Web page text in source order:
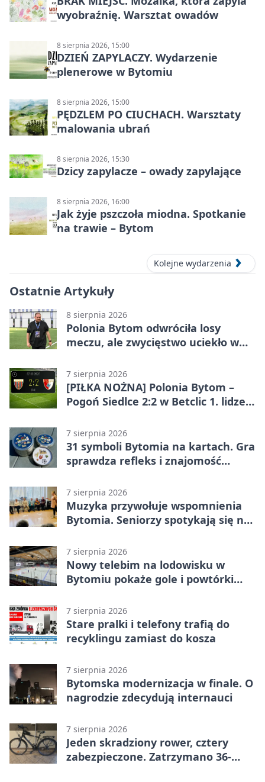
wyobraźnię. Warsztat owadów
8 sierpnia 2026, 15:00
DZIEŃ ZAPYLACZY. Wydarzenie
plenerowe w Bytomiu
8 sierpnia 2026, 15:00
PĘDZLEM PO CIUCHACH. Warsztaty
malowania ubrań
8 sierpnia 2026, 15:30
Dzicy zapylacze – owady zapylające
8 sierpnia 2026, 16:00
Jak żyje pszczoła miodna. Spotkanie
na trawie – Bytom
Kolejne wydarzenia
Ostatnie Artykuły
8 sierpnia 2026
Polonia Bytom odwróciła losy
meczu, ale zwycięstwo uciekło w
7 sierpnia 2026
[PIŁKA NOŻNA] Polonia Bytom –
Pogoń Siedlce 2:2 w Betclic 1. lidze.
ale stracili zwycięstwo
7 sierpnia 2026
31 symboli Bytomia na kartach. Gra
sprawdza refleks i znajomość
7 sierpnia 2026
Muzyka przywołuje wspomnienia
Bytomia. Seniorzy spotykają się na
7 sierpnia 2026
Nowy telebim na lodowisku w
Bytomiu pokaże gole i powtórki
7 sierpnia 2026
Stare pralki i telefony trafią do
recyklingu zamiast do kosza
7 sierpnia 2026
Bytomska modernizacja w finale. O
nagrodzie zdecydują internauci
7 sierpnia 2026
Jeden skradziony rower, cztery
zabezpieczone. Zatrzymano 36-